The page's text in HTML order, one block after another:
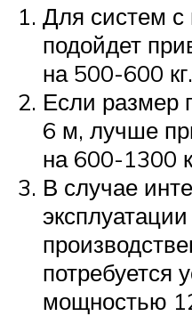
Для систем
подойдет
на 500-600 кг.
Если размер
6 м, лучше
на 600-1300
В случае
потребуется
мощностью